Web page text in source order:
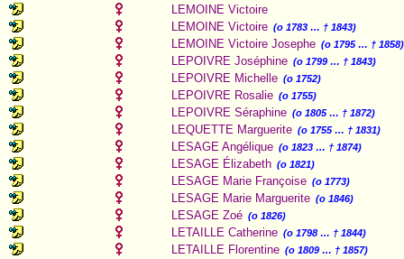
LEMOINE Victoire
LEMOINE Victoire (o 1783 … † 1843)
LEMOINE Victoire Josephe (o 1795 … † 1858)
LEPOIVRE Joséphine (o 1799 … † 1843)
LEPOIVRE Michelle (o 1752)
LEPOIVRE Rosalie (o 1755)
LEPOIVRE Séraphine (o 1805 … † 1872)
LEQUETTE Marguerite (o 1755 … † 1831)
LESAGE Angélique (o 1823 … † 1874)
LESAGE Élizabeth (o 1821)
LESAGE Marie Françoise (o 1773)
LESAGE Marie Marguerite (o 1846)
LESAGE Zoé (o 1826)
LETAILLE Catherine (o 1798 … † 1844)
LETAILLE Florentine (o 1809 … † 1857)